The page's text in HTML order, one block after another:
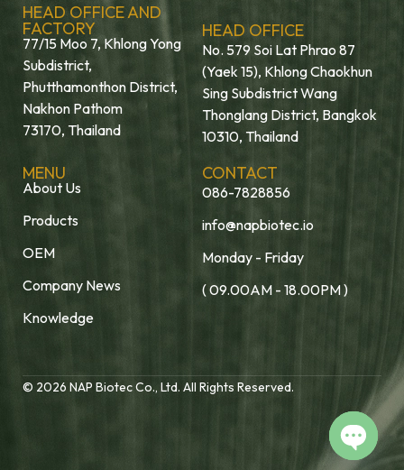
HEAD OFFICE AND
FACTORY
77/15 Moo 7, Khlong Yong
Subdistrict,
Phutthamonthon District,
Nakhon Pathom
73170, Thailand
HEAD OFFICE
No. 579 Soi Lat Phrao 87
(Yaek 15), Khlong Chaokhun
Sing Subdistrict Wang
Thonglang District, Bangkok
10310, Thailand
MENU
About Us
Products
OEM
Company News
Knowledge
CONTACT
086-7828856
info@napbiotec.io
Monday - Friday
( 09.00AM - 18.00PM )
© 2026 NAP Biotec Co., Ltd. All Rights Reserved.